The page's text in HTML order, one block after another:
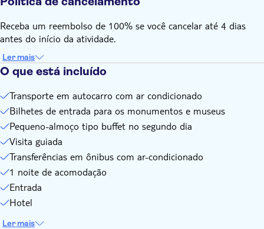
Receba um reembolso de 100% se você cancelar até 4 dias
antes do início da atividade.
Ler mais
O que está incluído
Transporte em autocarro com ar condicionado
Bilhetes de entrada para os monumentos e museus
Pequeno-almoço tipo buffet no segundo dia
Visita guiada
Transferências em ônibus com ar-condicionado
1 noite de acomodação
Entrada
Hotel
Ler mais